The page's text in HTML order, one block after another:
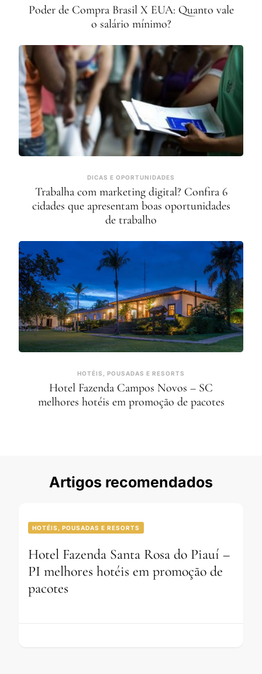
Poder de Compra Brasil X EUA: Quanto vale
o salário mínimo?
DICAS E OPORTUNIDADES
Trabalha com marketing digital? Confira 6
cidades que apresentam boas oportunidades
de trabalho
HOTÉIS, POUSADAS E RESORTS
Hotel Fazenda Campos Novos – SC
melhores hotéis em promoção de pacotes
Artigos recomendados
HOTÉIS, POUSADAS E RESORTS
Hotel Fazenda Santa Rosa do Piauí –
PI melhores hotéis em promoção de
pacotes